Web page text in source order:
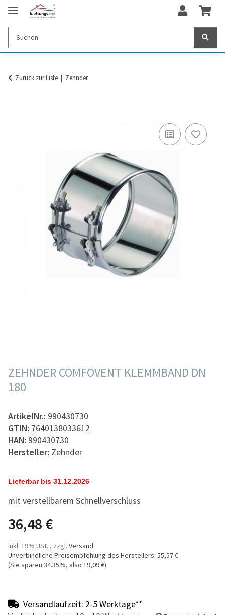
Zurück zur Liste Zehnder
ZEHNDER COMFOVENT KLEMMBAND DN
180
ArtikelNr.: 990430730
GTIN: 7640138033612
HAN: 990430730
Hersteller: Zehnder
Lieferbar bis 31.12.2026
mit verstellbarem Schnellverschluss
36,48 €
inkl. 19% USt. , zzgl. Versand
Unverbindliche Preisempfehlung des Herstellers: 55,57 €
(Sie sparen 34.35%, also 19,09 €)
Versandlaufzeit: 2-5 Werktage**